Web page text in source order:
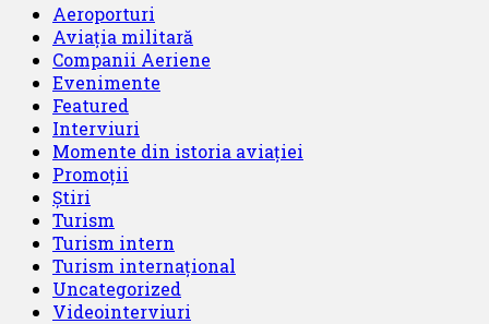
Aeroporturi
Aviația militară
Companii Aeriene
Evenimente
Featured
Interviuri
Momente din istoria aviației
Promoții
Știri
Turism
Turism intern
Turism internațional
Uncategorized
Videointerviuri